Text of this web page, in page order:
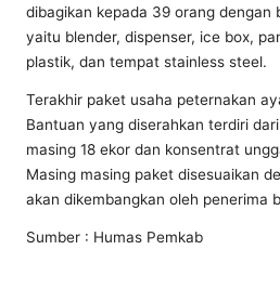
dibagikan kepada 39 orang dengan
yaitu blender, dispenser, ice box,
plastik, dan tempat stainless steel.
Terakhir paket usaha peternakan
Bantuan yang diserahkan terdiri
masing 18 ekor dan konsentrat
Masing masing paket disesuaikan
akan dikembangkan oleh penerima
Sumber : Humas Pemkab